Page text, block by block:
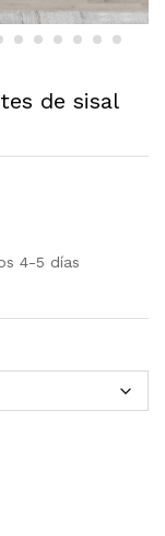
de sisal
4-5 días